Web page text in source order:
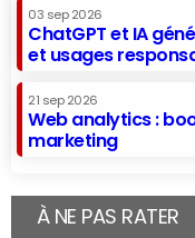
03 sep 2026
ChatGPT et IA
et usages
21 sep 2026
Web analytics :
marketing
À NE PAS RATER